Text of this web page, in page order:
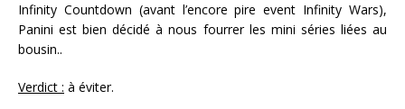
Infinity Countdown (avant l’encore pire event Infinity Wars),
Panini est bien décidé à nous fourrer les mini séries liées au
bousin..
Verdict : à éviter.